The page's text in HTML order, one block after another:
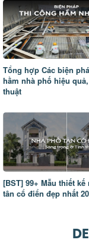
Tổng hợp Các biện
hầm nhà phố hiệu
thuật
[BST] 99+ Mẫu thiết kế
tân cổ điển đẹp nhất